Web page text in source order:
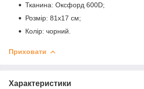
Тканина: Оксфорд 600D;
Розмір: 81х17 см;
Колір: чорний.
Приховати
Характеристики